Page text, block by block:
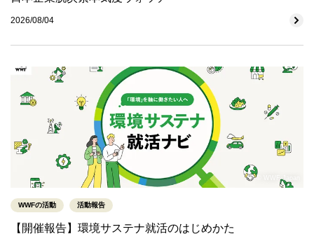
2026/08/04
© WWF-Japan
WWFの活動 活動報告
【開催報告】環境サステナ就活のはじめかた